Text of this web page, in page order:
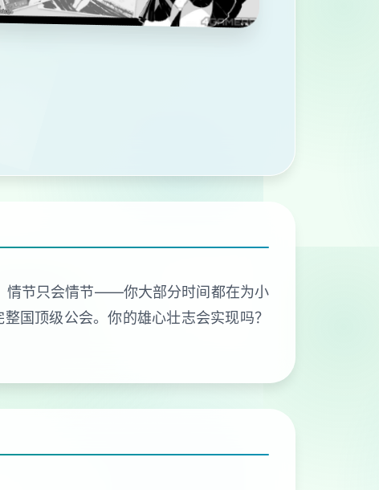
情节只会情节——你大部分时间都在为小
国顶级公会。你的雄心壮志会实现吗？